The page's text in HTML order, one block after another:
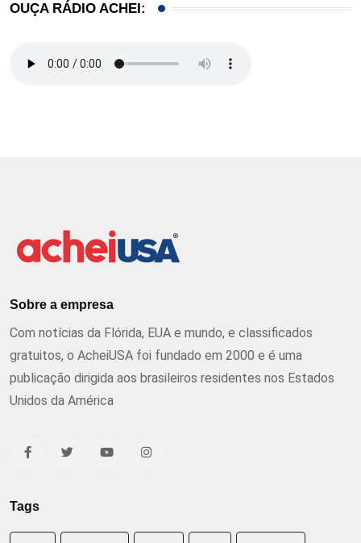
OUÇA RÁDIO ACHEI:
Sobre a empresa
Com notícias da Flórida, EUA e mundo, e classificados
gratuitos, o AcheiUSA foi fundado em 2000 e é uma
publicação dirigida aos brasileiros residentes nos Estados
Unidos da América
Tags